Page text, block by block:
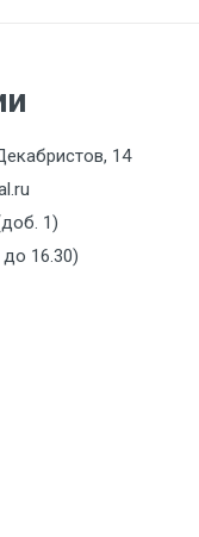
14
1)
до 16.30)